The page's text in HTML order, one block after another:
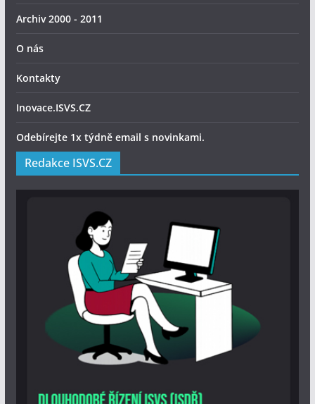
Archiv 2000 - 2011
O nás
Kontakty
Inovace.ISVS.CZ
Odebírejte 1x týdně email s novinkami.
Redakce ISVS.CZ